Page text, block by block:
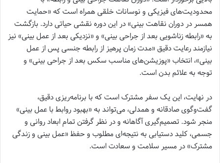
محدودیت‌های فیزیکی و نوسانات خلقی همراه است که «حمایت
همسر در دوران نقاهت بینی» در این دوره نقشی حیاتی دارد. بازگشت
به «رابطه زناشویی بعد از جراحی بینی» و «نزدیکی بعد از عمل بینی» نیز
نیازمند رعایت دقیق «مدت زمان پرهیز از رابطه جنسی پس از عمل
بینی»، انتخاب «پوزیشن‌های مناسب سکس بعد از جراحی بینی» و
توجه به علائم بدن است.
در نهایت، این یک سفر مشترک است که با برنامه‌ریزی دقیق،
گفت‌وگوی صادقانه و همدلی، می‌تواند به «بهبود روابط با عمل بینی»
منجر شود. تصمیم‌گیری آگاهانه و در نظر گرفتن تمام ابعاد روانی و
جسمی، کلید دستیابی به نتیجه‌ای مطلوب و حفظ «عمل بینی و زندگی
مشترک» در مسیر سلامت و سعادت است.